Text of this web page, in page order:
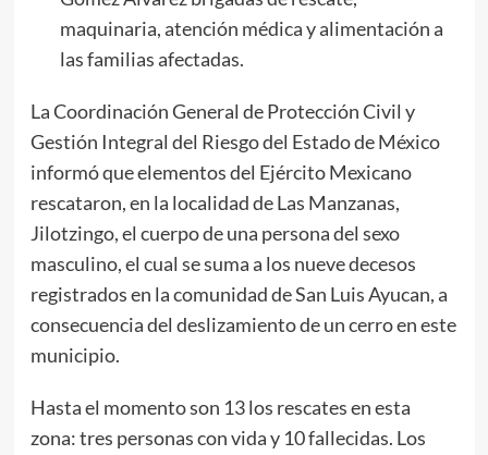
maquinaria, atención médica y alimentación a
las familias afectadas.
La Coordinación General de Protección Civil y
Gestión Integral del Riesgo del Estado de México
informó que elementos del Ejército Mexicano
rescataron, en la localidad de Las Manzanas,
Jilotzingo, el cuerpo de una persona del sexo
masculino, el cual se suma a los nueve decesos
registrados en la comunidad de San Luis Ayucan, a
consecuencia del deslizamiento de un cerro en este
municipio.
Hasta el momento son 13 los rescates en esta
zona: tres personas con vida y 10 fallecidas. Los